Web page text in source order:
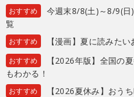
おすすめ
今週末8/8(土)～8/9(日
覧
おすすめ 【漫画】夏に読みた
おすすめ
【2026年版】全国の
もわかる！
おすすめ
【2026夏休み】おう